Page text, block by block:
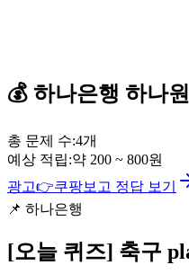
💰 하나은행 하나
총 문제 수:4개
예상 적립:약 200 ~ 800원
광고👉쿠팡보고 정답 보기
📌 하나은행
[오늘 퀴즈] 축구